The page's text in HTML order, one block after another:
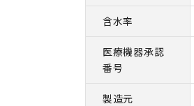
含水率
医療機器承認
番号
製造元